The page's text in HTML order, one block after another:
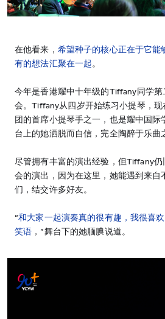
在他看来， 希望种子的核心正在于它能
有的想法汇聚在一起。
今年是香港耀中十年级的Tiffany同学
会。Tiffany从四岁开始练习小提琴，
团的首席小提琴手之一，也是耀中国
台上的她洒脱而自信，完全陶醉于乐曲
尽管拥有丰富的演出经验，但Tiffany
会的演出，因为在这里，她能遇到来自
们，结交许多好友。
“和大家一起演奏真的很有趣，我很喜
笑语 ，”舞台下的她腼腆说道。